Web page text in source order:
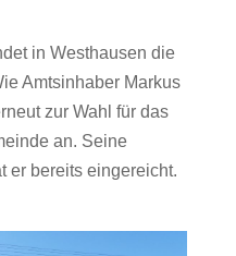
in Westhausen die
Amtsinhaber Markus
zur Wahl für das
an. Seine
er bereits eingereicht.